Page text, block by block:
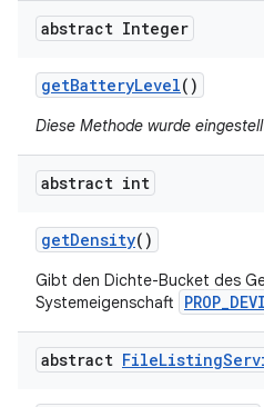
abstract Integer
getBatteryLevel()
Diese Methode wurde
abstract int
getDensity()
Gibt den Dichte-Bucket des
Systemeigenschaft
abstract FileListing